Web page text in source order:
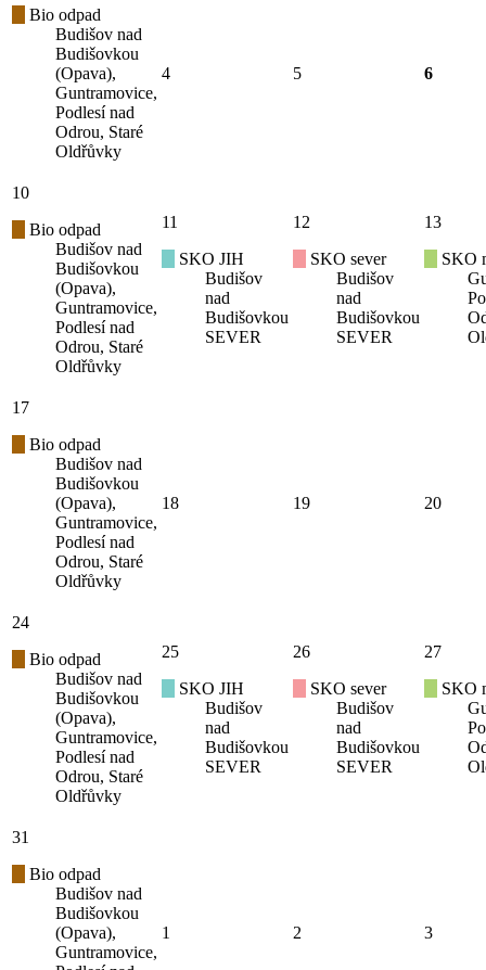
Bio odpad
Budišov nad
Budišovkou
(Opava),
Guntramovice,
Podlesí nad
Odrou, Staré
Oldřůvky
4 5 6
10
Bio odpad
Budišov nad
Budišovkou
(Opava),
Guntramovice,
Podlesí nad
Odrou, Staré
Oldřůvky
11
SKO JIH
Budišov
nad
Budišovkou
SEVER
12
SKO sever
Budišov
nad
Budišovkou
SEVER
13
SKO
17
Bio odpad
Budišov nad
Budišovkou
(Opava),
Guntramovice,
Podlesí nad
Odrou, Staré
Oldřůvky
18 19 20
24
Bio odpad
Budišov nad
Budišovkou
(Opava),
Guntramovice,
Podlesí nad
Odrou, Staré
Oldřůvky
25
SKO JIH
Budišov
nad
Budišovkou
SEVER
26
SKO sever
Budišov
nad
Budišovkou
SEVER
27
SKO
31
Bio odpad
Budišov nad
Budišovkou
(Opava),
Guntramovice,
1 2 3